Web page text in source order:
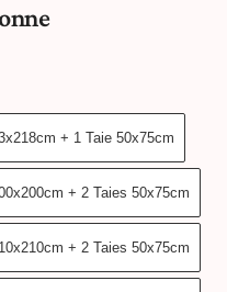
+ 1 Taie 50x75cm
+ 2 Taies 50x75cm
+ 2 Taies 50x75cm